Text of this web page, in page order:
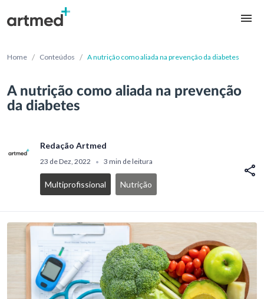
Home / Conteúdos / A nutrição como aliada na prevenção da diabetes
A nutrição como aliada na prevenção
da diabetes
Redação Artmed
23 de Dez, 2022 • 3 min de leitura
Multiprofissional Nutrição